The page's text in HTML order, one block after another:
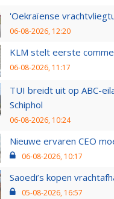
'Oekraïense
06-08-2026, 12:20
KLM stelt eerste
06-08-2026, 11:17
TUI breidt uit op ABC-
Schiphol
06-08-2026, 10:24
Nieuwe ervaren CEO
06-08-2026, 10:17
Saoedi’s kopen
05-08-2026, 16:57